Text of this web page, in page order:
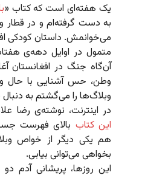
یک هفته‌ای است که کتاب «
به دست گرفته‌ام و در
می‌خوانمش. داستان کودکی
متمول در اوایل دهه‌ی
آن‌گاه جنگ در
وطن، حس آشنایی با حال و
وبلاگ‌ها را می‌گشتم به دنبال
در اینترنت، نوشته‌ی رضا
این کتاب بالای فهرست
هم یکی دیگر از خواص
بخواهی می‌توانی بیابی.
این روزها، پریشانی آدم